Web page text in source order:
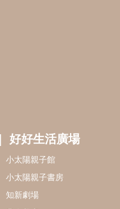
小太陽親子書房
五 9:00～18:00)
聲明